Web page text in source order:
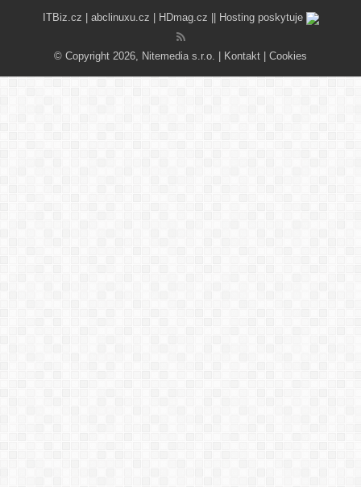
ITBiz.cz abclinuxu.cz HDmag.cz || Hosting poskytuje
© Copyright 2026, Nitemedia s.r.o. | Kontakt Cookies